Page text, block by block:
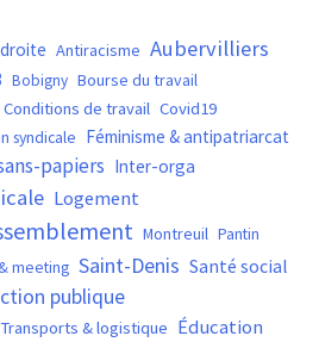
Antiracisme Aubervilliers
Bobigny Bourse du travail
Conditions de travail Covid19
syndicale Féminisme & antipatriarcat
papiers Inter-orga
Logement
Montreuil Pantin
meeting Saint-Denis Santé social
publique
Transports & logistique Éducation